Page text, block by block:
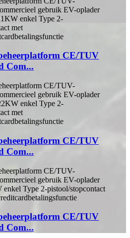
CE/TUV
Com...
CE/TUV
Com...
CE/TUV
Com...